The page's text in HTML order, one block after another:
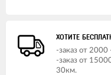
ХОТИТЕ
-заказ от
-заказ от
30км.